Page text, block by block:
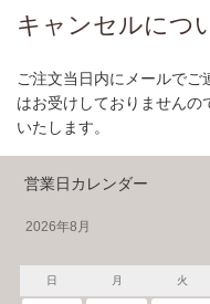
キャンセルにつ
ご注文当日内にメールで
はお受けしておりませんの
いたします。
営業日カレンダー
2026年8月
日 月 火